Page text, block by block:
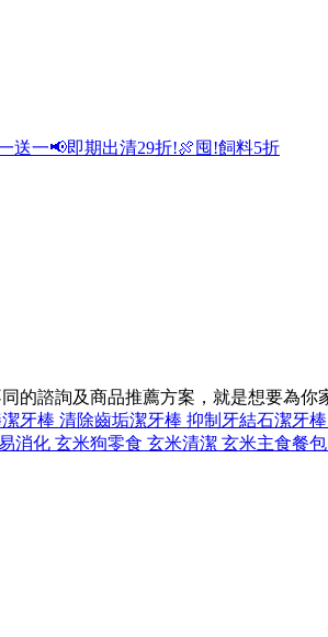
送一📢即期出清29折!🍖囤!飼料5折
的諮詢及商品推薦方案，就是想要為你
潔牙棒 清除齒垢潔牙棒 抑制牙結石潔牙
消化 玄米狗零食 玄米清潔 玄米主食餐